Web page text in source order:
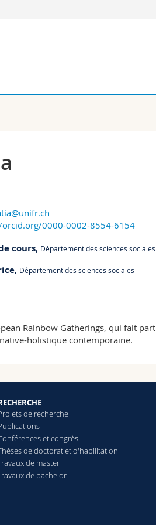
Chercheurs
0000-0002-8554-6154
cours, Département des sciences sociales
, Département des sciences sociales
Rainbow Gatherings, qui fait
holistique contemporaine.
de recherche
et congrès
de doctorat et d'habilitation
de master
de bachelor